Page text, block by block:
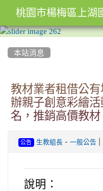
本站消息
教材業者租借公
辦親子創意彩繪
名，推銷高價教材
公告 生教組長- 一般公告 |
說明：
桃園市楊梅區上湖